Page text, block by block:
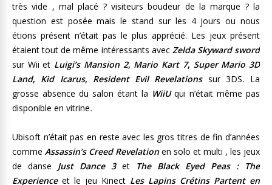
très vide , mal placé ? visiteurs boudeur de la marque ? la
question est posée mais le stand sur les 4 jours ou nous
étions présent n’était pas le plus apprécié. Les jeux présent
étaient tout de même intéressants avec Zelda Skyward sword
sur Wii et Luigi’s Mansion 2, Mario Kart 7, Super Mario 3D
Land, Kid Icarus, Resident Evil Revelations sur 3DS. La
grosse absence du salon étant la WiiU qui n’était même pas
disponible en vitrine.
Ubisoft n’était pas en reste avec les gros titres de fin d’années
comme Assassin’s Creed Revelation en solo et multi , les jeux
de danse Just Dance 3 et
The Black Eyed Peas : The
Experienceet le jeu Kinect Les Lapins Crétins Partent en